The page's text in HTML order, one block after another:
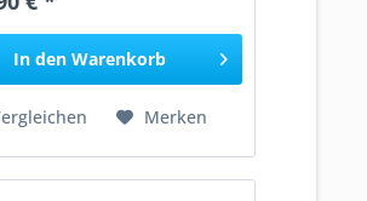
In den Warenkorb
Merken